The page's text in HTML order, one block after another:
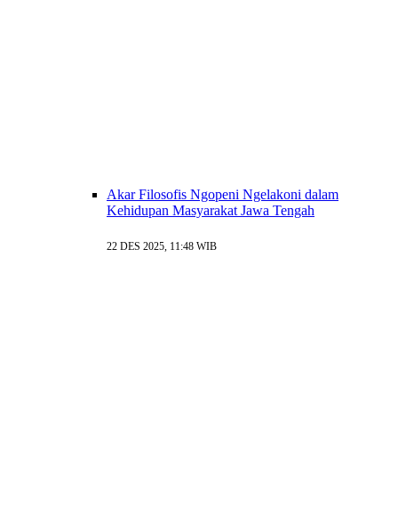
Akar Filosofis Ngopeni Ngelakoni dalam
Kehidupan Masyarakat Jawa Tengah
22 DES 2025, 11:48 WIB